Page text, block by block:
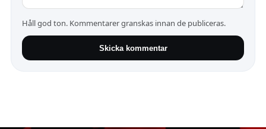
Håll god ton. Kommentarer granskas innan de publiceras.
Skicka kommentar